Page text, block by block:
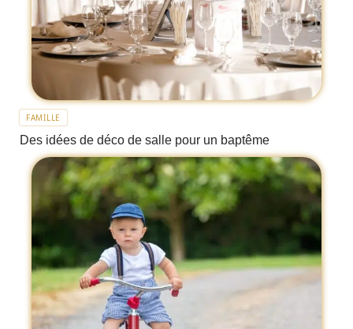
FAMILLE
Des idées de déco de salle pour un baptême